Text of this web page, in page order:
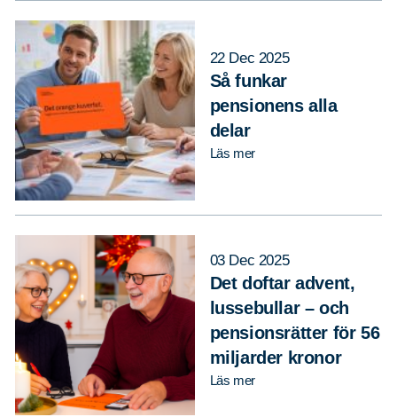
22 Dec 2025
Så funkar
pensionens alla
delar
Läs mer
03 Dec 2025
Det doftar advent,
lussebullar – och
pensionsrätter för 56
miljarder kronor
Läs mer